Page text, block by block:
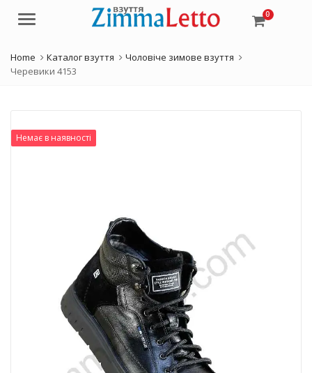
Menu 0
Home Каталог взуття
Чоловіче зимове взуття
Черевики 4153
Немає в наявності